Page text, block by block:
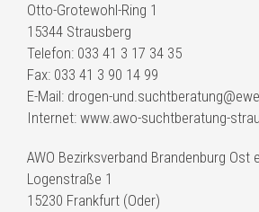
Otto-Grotewohl-Ring 1
15344 Strausberg
Telefon: 033 41 3 17 34 35
Fax: 033 41 3 90 14 99
E-Mail: drogen-
Internet: www.awo-suchtberatung-
AWO Bezirksverband Brandenburg Ost
Logenstraße 1
15230 Frankfurt (Oder)